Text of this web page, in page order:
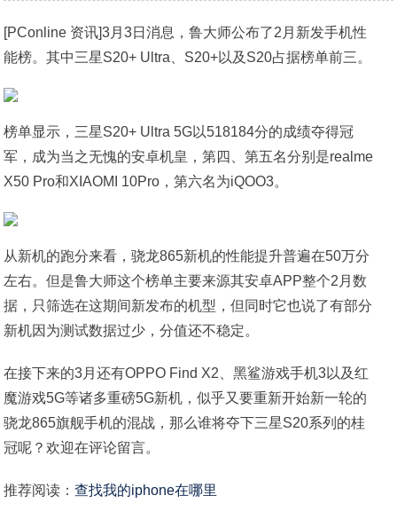
[PConline 资讯]3月3日消息，鲁大师公布了2月新发手机性
能榜。其中三星S20+ Ultra、S20+以及S20占据榜单前三。
榜单显示，三星S20+ Ultra 5G以518184分的成绩夺得冠
军，成为当之无愧的安卓机皇，第四、第五名分别是realme
X50 Pro和XIAOMI 10Pro，第六名为iQOO3。
从新机的跑分来看，骁龙865新机的性能提升普遍在50万分
左右。但是鲁大师这个榜单主要来源其安卓APP整个2月数
据，只筛选在这期间新发布的机型，但同时它也说了有部分
新机因为测试数据过少，分值还不稳定。
在接下来的3月还有OPPO Find X2、黑鲨游戏手机3以及红
魔游戏5G等诸多重磅5G新机，似乎又要重新开始新一轮的
骁龙865旗舰手机的混战，那么谁将夺下三星S20系列的桂
冠呢？欢迎在评论留言。
推荐阅读：查找我的iphone在哪里